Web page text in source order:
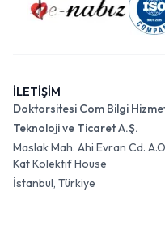
İLETİŞİM
Doktorsitesi Com Bilgi
Teknoloji ve Ticaret A.Ş.
Maslak Mah. Ahi Evran Cd.
Kat Kolektif House
İstanbul, Türkiye